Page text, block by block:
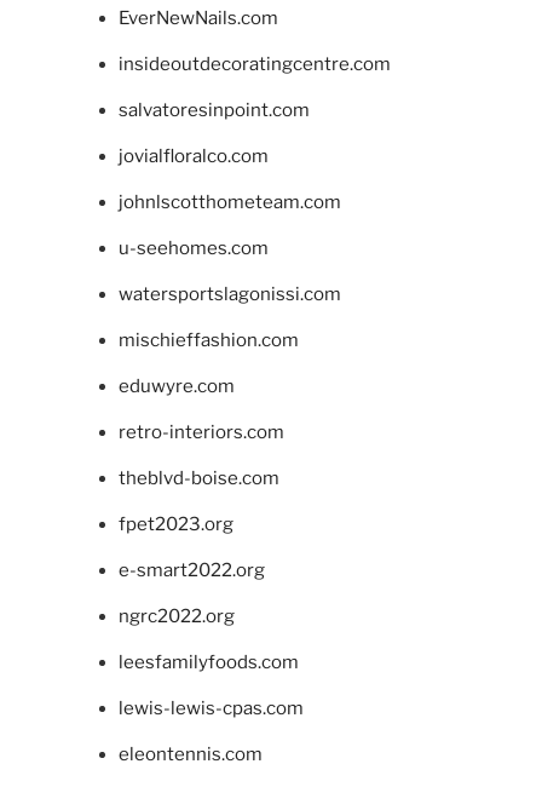
EverNewNails.com
insideoutdecoratingcentre.com
salvatoresinpoint.com
jovialfloralco.com
johnlscotthometeam.com
u-seehomes.com
watersportslagonissi.com
mischieffashion.com
eduwyre.com
retro-interiors.com
theblvd-boise.com
fpet2023.org
e-smart2022.org
ngrc2022.org
leesfamilyfoods.com
lewis-lewis-cpas.com
eleontennis.com